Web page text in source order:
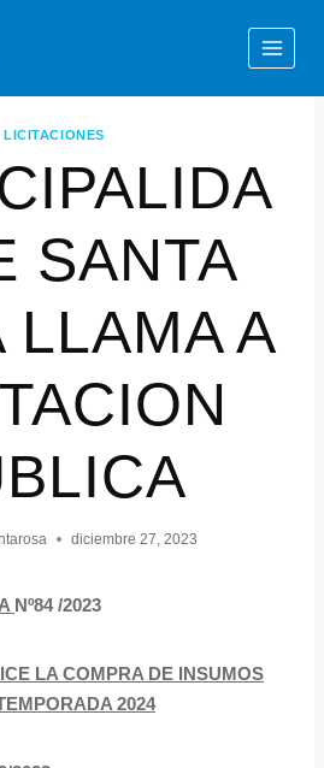
LICITACIONES
SANTA
LLAMA A
diciembre 27, 2023
Nº84 /2023
LA COMPRA DE INSUMOS
2024